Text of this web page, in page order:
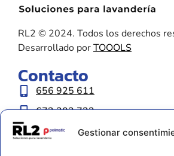
Gestionar
RL2 © 2024. Todos los derechos
Desarrollado porTOOOLS
Contacto
656 925 611
672 202 722
info@rl2.eu